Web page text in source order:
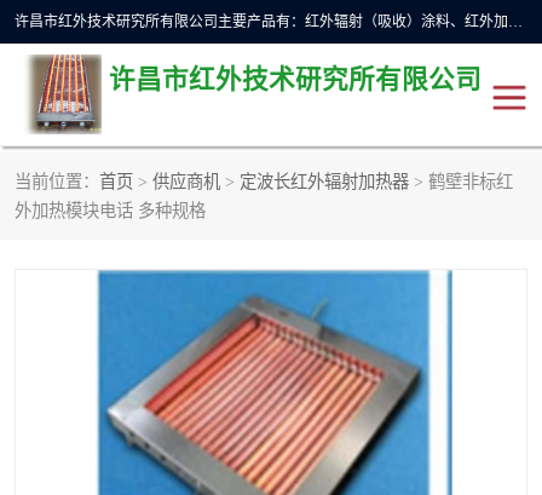
许昌市红外技术研究所有限公司主要产品有：红外辐射（吸收）涂料、红外加热元件、红外辐射加热模块（板）、红外辐射加热炉（箱）、快速红外辐射加热器、系列高端红外加热实验设备、系列红外加热控制器等。
许昌市红外技术研究所有限公司
当前位置： 首页 > 供应商机 > 定波长红外辐射加热器 > 鹤壁非标红
外加热模块电话 多种规格
红外加热设备
红外辐射涂料 红外辐射加热器
定制红外加热实验设备
红外加热元件 红外辐射吸收涂料
高端红外加热实验设备 电工电气